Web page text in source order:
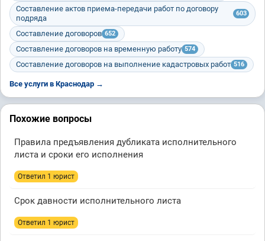
Составление актов приема-передачи работ по договору
подряда
603
Составление договоров 652
Составление договоров на временную работу 574
Составление договоров на выполнение кадастровых работ 516
Все услуги в Краснодар →
Похожие вопросы
Правила предъявления дубликата исполнительного
листа и сроки его исполнения
Ответил 1 юрист
Срок давности исполнительного листа
Ответил 1 юрист